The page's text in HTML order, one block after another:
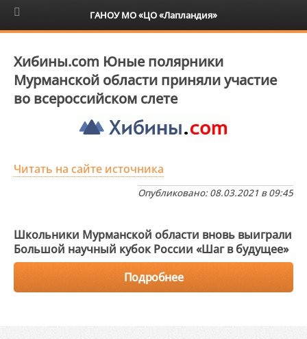
6+
Хибины.com Юные полярники
Мурманской области приняли участие
во всероссийском слете
Читать на сайте источника
Опубликовано: 08.03.2021 в 09:45
Школьники Мурманской области вновь выиграли
Большой научный кубок России «Шаг в будущее»
Подробнее
ГАНОУ МО «ЦО «Лапландия»